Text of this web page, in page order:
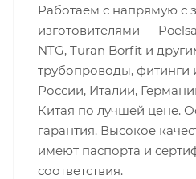
Работаем с напрямую с
изготовителями —
NTG, Turan Borfit и
трубопроводы, фитинги
России, Италии,
Китая по лучшей цене.
гарантия. Высокое
имеют паспорта и
соответствия.